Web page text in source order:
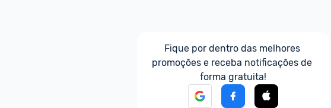
Fique por dentro das melhores
promoções e receba notificações de
forma gratuita!